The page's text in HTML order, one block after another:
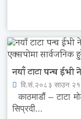
नयाँ टाटा पन्च ईभी
वि.सं.२०८३ साउन २१
काठमाडौं – टाटा
सिप्रदी...